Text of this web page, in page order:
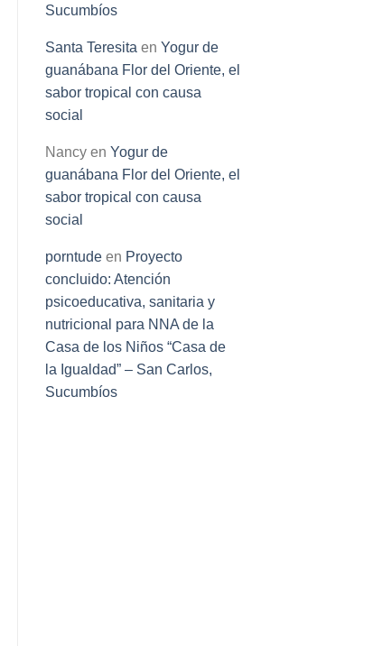
Sucumbíos
Santa Teresita en Yogur de
guanábana Flor del Oriente, el
sabor tropical con causa
social
Nancyen Yogur de
guanábana Flor del Oriente, el
sabor tropical con causa
social
porntudeen Proyecto
concluido: Atención
psicoeducativa, sanitaria y
nutricional para NNA de la
Casa de los Niños “Casa de
la Igualdad” – San Carlos,
Sucumbíos